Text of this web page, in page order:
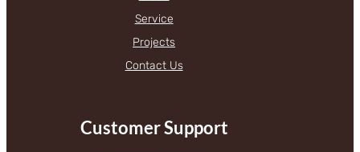
Service
Projects
Contact Us
Customer Support